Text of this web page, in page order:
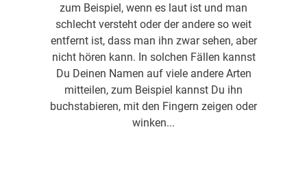
zum Beispiel, wenn es laut ist und man
schlecht versteht oder der andere so weit
entfernt ist, dass man ihn zwar sehen, aber
nicht hören kann. In solchen Fällen kannst
Du Deinen Namen auf viele andere Arten
mitteilen, zum Beispiel kannst Du ihn
buchstabieren, mit den Fingern zeigen oder
winken...